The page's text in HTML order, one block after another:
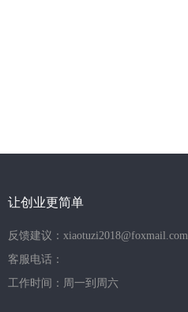
让创业更简单
反馈建议：xiaotuzi2018@foxmail.com
客服电话：
工作时间：周一到周六